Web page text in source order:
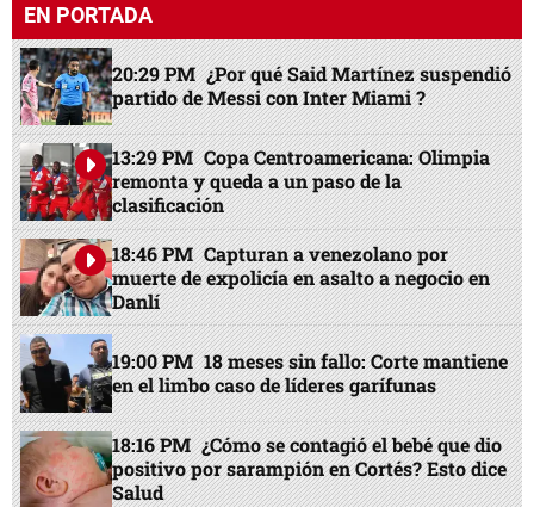
EN PORTADA
20:29 PM ¿Por qué Said Martínez suspendió
partido de Messi con Inter Miami ?
13:29 PM Copa Centroamericana: Olimpia
remonta y queda a un paso de la
clasificación
18:46 PM Capturan a venezolano por
muerte de expolicía en asalto a negocio en
Danlí
19:00 PM 18 meses sin fallo: Corte mantiene
en el limbo caso de líderes garífunas
18:16 PM ¿Cómo se contagió el bebé que dio
positivo por sarampión en Cortés? Esto dice
Salud